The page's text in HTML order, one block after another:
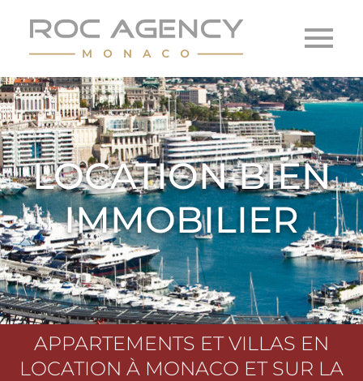
LOCATION BIEN
IMMOBILIER
APPARTEMENTS ET VILLAS EN
LOCATION À MONACO ET SUR LA